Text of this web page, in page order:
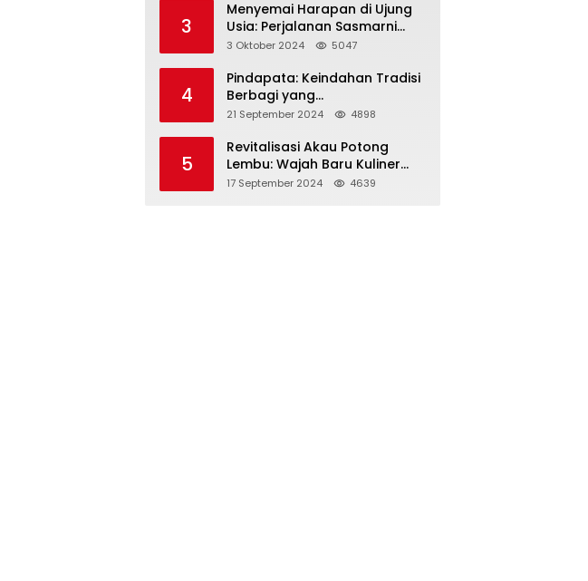
3
Menyemai Harapan di Ujung
Usia: Perjalanan Sasmarni
dalam Menyentuh Hati dan
3 Oktober 2024 5047
4
Pindapata: Keindahan Tradisi
Berbagi yang
Menghubungkan Umat dalam
Kebersamaan dalam Agama
Buddha
21 September 2024 4898
5
Revitalisasi Akau Potong
Lembu: Wajah Baru Kuliner
Legendaris Tanjungpinang
17 September 2024 4639